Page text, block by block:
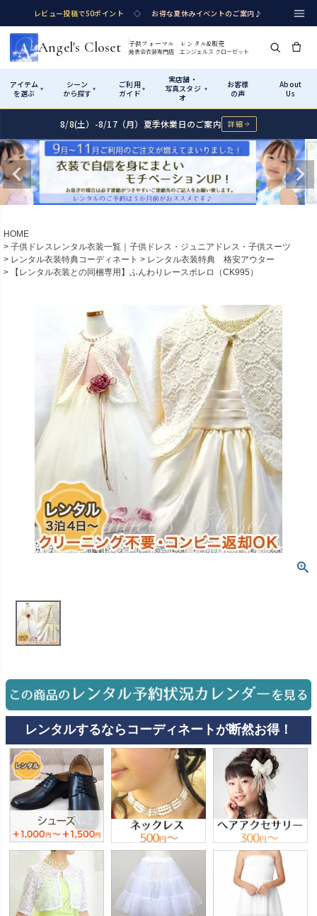
レビュー投稿で50ポイント ◇ お得な夏休みイベントのご案内♪
Angel's Closet 子供フォーマル レンタル&販売
発表会衣装専門店 エンジェルス クローゼット
アイテム
を選ぶ
▾
シーン
から探す ▾
ご利用
ガイド ▾
実店舗・
写真スタジ
オ
▾
お客様
の声
About
Us
Shop by Category アイテムから探す
カテゴリ詳細→ サイズで選ぶ→
Rentalレンタル
七五三着物 シューズ
小物・アクセ パニエ
アウター レディース
コスチューム アウター
インナー・パニエ アクセサリー
ジュエリー
Shop by Occasion シーンから探す
性別・サイズで絞り込む→
Recital & Concours
発表会・コンクール
舞台で輝くステージ衣装
Wedding
結婚式
フラワーガール・リングボーイ・ゲ
スト
Graduation & Entrance
卒業式・入学式
きちんと感のあるフォーマル
Shichi-Go-San
七五三
3歳・5歳・7歳の晴れの日
How It Works ご利用ガイド
Start
01
02 サイズの選び方
測り方と目安
創業2003年からの想い
レンタル
レンタルのご案内
予約・配送・返却・料金
レンタルの流れ
汚れ・キズ・破損の補償
Buy & Supportご購入・サポート
08 送料・お支払い
送料・決済方法
09 お問い合わせ
Visit Us 実店舗・写真スタジオ
実店舗 つくば店
Tsukuba Boutique
〒 茨城県土浦市大町14-16-1F
10:00–18:00（完全予約制）
店舗を予約する →
Photography
写真スタジオ APS
Angel's Photo Studio
対応 七五三・発表会・記念撮影
予約 Web または お電話
特典 ヘアメイク・着付け
スタジオを予約 →
8/8(土）-8/17（月）夏季休業日のご案内 詳細
HOME
子供ドレスレンタル衣装一覧｜子供ドレス・ジュニアドレス・子供スーツ
レンタル衣装特典コーディネート
レンタル衣装特典 格安アウター
【レンタル衣装との同梱専用】ふんわりレースボレロ（CK995）
レンタルするならコーディネートが断然お得！